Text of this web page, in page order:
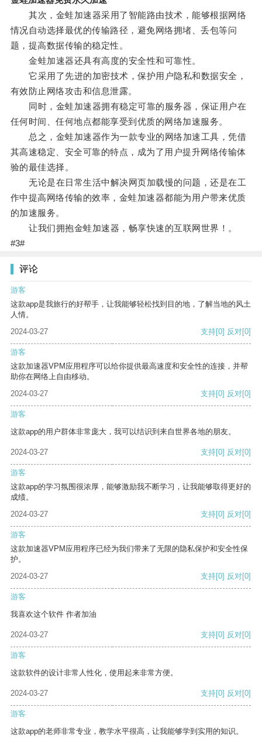
其次，金蛙加速器采用了智能路由技术，能够根据网络
情况自动选择最优的传输路径，避免网络拥堵、丢包等问
题，提高数据传输的稳定性。
金蛙加速器还具有高度的安全性和可靠性。
它采用了先进的加密技术，保护用户隐私和数据安全，
有效防止网络攻击和信息泄露。
同时，金蛙加速器拥有稳定可靠的服务器，保证用户在
任何时间、任何地点都能享受到优质的网络加速服务。
总之，金蛙加速器作为一款专业的网络加速工具，凭借
其高速稳定、安全可靠的特点，成为了用户提升网络传输体
验的最佳选择。
无论是在日常生活中解决网页加载慢的问题，还是在工
作中提高网络传输的效率，金蛙加速器都能为用户带来优质
的加速服务。
让我们拥抱金蛙加速器，畅享快速的互联网世界！。
#3#
评论
游客
这款app是我旅行的好帮手，让我能够轻松找到目的地，了解当地的风土
人情。
2024-03-27
支持[0] 反对[0]
游客
这款加速器VPM应用程序可以给你提供最高速度和安全性的连接，并帮
助你在网络上自由移动。
2024-03-27
支持[0] 反对[0]
游客
这款app的用户群体非常庞大，我可以结识到来自世界各地的朋友。
2024-03-27 支持[0] 反对[0]
游客
这款app的学习氛围很浓厚，能够激励我不断学习，让我能够取得更好的
成绩。
2024-03-27
支持[0] 反对[0]
游客
这款加速器VPM应用程序已经为我们带来了无限的隐私保护和安全性保
护。
2024-03-27
支持[0] 反对[0]
游客
我喜欢这个软件 作者加油
2024-03-27 支持[0] 反对[0]
游客
这款软件的设计非常人性化，使用起来非常方便。
2024-03-27 支持[0] 反对[0]
游客
这款app的老师非常专业，教学水平很高，让我能够学到实用的知识。